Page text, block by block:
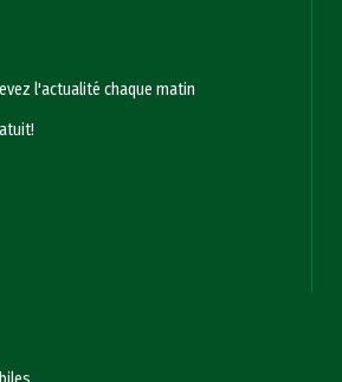
l'actualité chaque matin